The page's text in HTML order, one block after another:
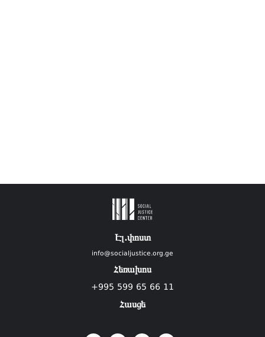
Էլ.փոստ
info@socialjustice.org.ge
Հեռախոս
+995 599 65 66 11
Հասցե